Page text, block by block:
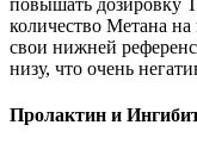
повышать дозировку
количество Метана
свои нижней
низу, что очень
Пролактин и